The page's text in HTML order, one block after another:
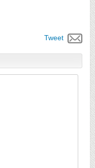
Tweet